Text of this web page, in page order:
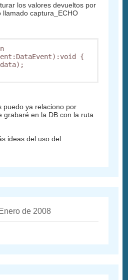
los valores devueltos por
captura_ECHO
{
puedo ya relaciono por
grabaré en la DB con la ruta
ideas del uso del
de 2008